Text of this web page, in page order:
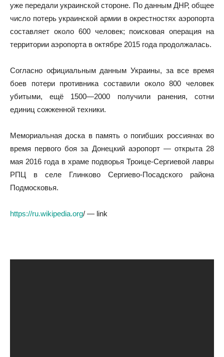
уже передали украинской стороне. По данным ДНР, общее
число потерь украинской армии в окрестностях аэропорта
составляет около 600 человек; поисковая операция на
территории аэропорта в октябре 2015 года продолжалась.
Согласно официальным данным Украины, за все время
боев потери противника составили около 800 человек
убитыми, ещё 1500—2000 получили ранения, сотни
единиц сожженной техники.
Мемориальная доска в память о погибших россиянах во
время первого боя за Донецкий аэропорт — открыта 28
мая 2016 года в храме подворья Троице-Сергиевой лавры
РПЦ в селе Глинково Сергиево-Посадского района
Подмосковья.
https://ru.wikipedia.org/ — link